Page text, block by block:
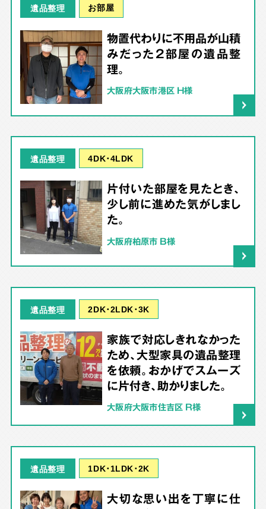
遺品整理 お部屋
物置代わりに不用品が山積
みだった2部屋の遺品整
理。
大阪府大阪市港区 H様
遺品整理 4DK･4LDK
片付いた部屋を見たとき、
少し前に進めた気がしまし
た。
大阪府柏原市 B様
遺品整理 2DK･2LDK･3K
家族で対応しきれなかった
ため、大型家具の遺品整理
を依頼。おかげでスムーズ
に片付き、助かりました。
大阪府大阪市住吉区 R様
遺品整理 1DK･1LDK･2K
大切な思い出を丁寧に仕